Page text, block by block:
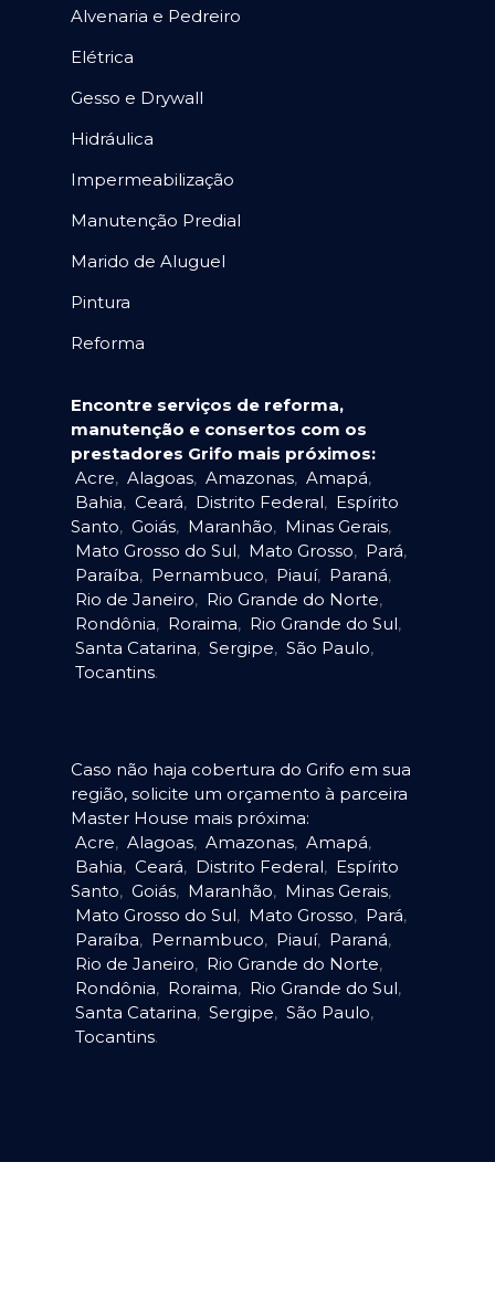
Alvenaria e Pedreiro
Elétrica
Gesso e Drywall
Hidráulica
Impermeabilização
Manutenção Predial
Marido de Aluguel
Pintura
Reforma
Encontre serviços de reforma,
manutenção e consertos com os
prestadores Grifo mais próximos:
Acre, Alagoas, Amazonas, Amapá,
Bahia, Ceará, Distrito Federal, Espírito
Santo, Goiás, Maranhão, Minas Gerais,
Mato Grosso do Sul, Mato Grosso, Pará,
Paraíba, Pernambuco, Piauí, Paraná,
Rio de Janeiro, Rio Grande do Norte,
Rondônia, Roraima, Rio Grande do Sul,
Santa Catarina, Sergipe, São Paulo,
Tocantins.
Caso não haja cobertura do Grifo em sua
região, solicite um orçamento à parceira
Master House mais próxima:
Acre, Alagoas, Amazonas, Amapá,
Bahia, Ceará, Distrito Federal, Espírito
Santo, Goiás, Maranhão, Minas Gerais,
Mato Grosso do Sul, Mato Grosso, Pará,
Paraíba, Pernambuco, Piauí, Paraná,
Rio de Janeiro, Rio Grande do Norte,
Rondônia, Roraima, Rio Grande do Sul,
Santa Catarina, Sergipe, São Paulo,
Tocantins.